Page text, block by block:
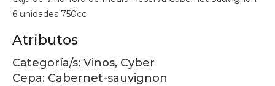
6 unidades 750cc
Atributos
Categoría/s: Vinos, Cyber
Cepa: Cabernet-sauvignon